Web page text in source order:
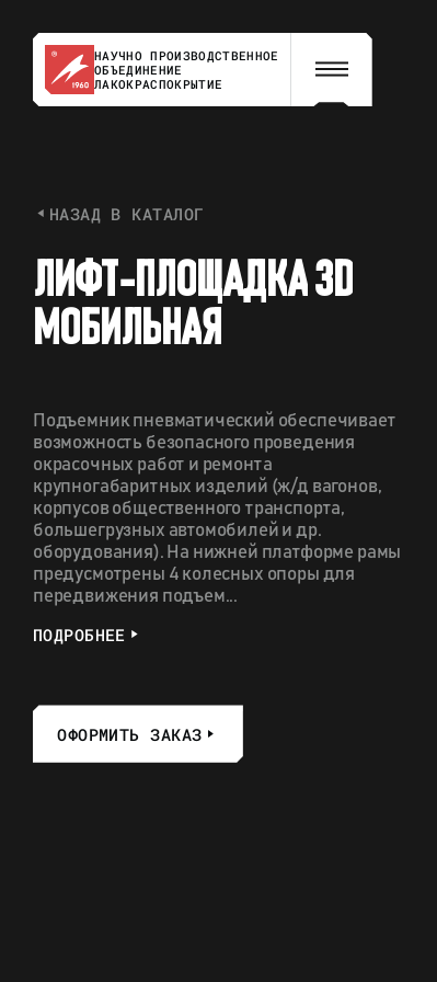
НАУЧНО ПРОИЗВОДСТВЕННОЕ
ОБЪЕДИНЕНИЕ
ЛАКОКРАСПОКРЫТИЕ
НАЗАД В КАТАЛОГ
Л ИФТ-ПЛОЩАДКА3D
МОБИЛ ЬНАЯ
Подъемник пневматический обеспечивает
возможность безопасного проведения
окрасочных работ и ремонта
крупногабаритных изделий (ж/д вагонов,
корпусов общественного транспорта,
большегрузных автомобилей и др.
оборудования). На нижней платформе рамы
предусмотрены 4 колесных опоры для
передвижения подъем...
ПОДРОБНЕЕ
ОФОРМИТЬ ЗАКАЗ